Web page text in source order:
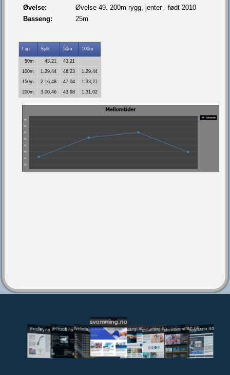
Øvelse:
Øvelse 49. 200m rygg, jenter - født 2010
Basseng:
25m
Lap Split 50m 100m
50m 43,21
43,21
100m
1.29,44 46,23
1.29,44
150m
2.16,48 47,04
1.33,27
200m
3.00,46 43,98 1.31,02
medley.no jechsoft.nolivetiming.medley.no
svomming.no
svomlangt.noutdanning.svomming.no
skolesvommen.notryggivann.no